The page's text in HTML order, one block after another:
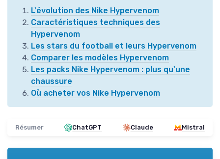
L'évolution des Nike Hypervenom
Caractéristiques techniques des
Hypervenom
Les stars du football et leurs Hypervenom
Comparer les modèles Hypervenom
Les packs Nike Hypervenom : plus qu'une
chaussure
Où acheter vos Nike Hypervenom
Résumer ChatGPT Claude Mistral